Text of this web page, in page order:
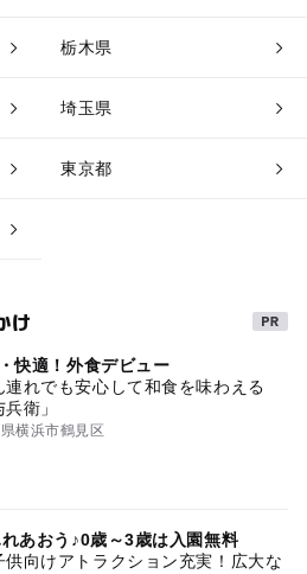
栃木県
埼玉県
東京都
け
快適！外食デビュー
連れでも安心して和食を味わえる
兵衛」
横浜市鶴見区
あおう♪0歳～3歳は入園無料
供向けアトラクション充実！広大な